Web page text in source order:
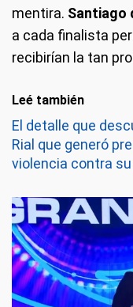
mentira. Santiago
a cada finalista
recibirían la tan
Leé también
El detalle que
Rial que generó
violencia contra